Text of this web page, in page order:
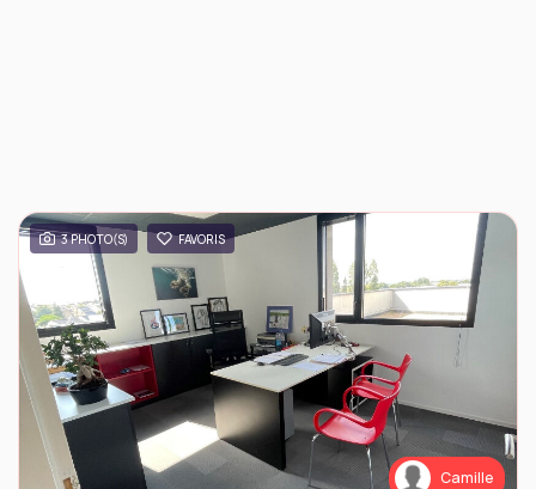
3 PHOTO(S) FAVORIS
Camille